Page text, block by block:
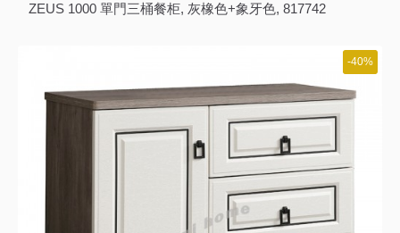
ZEUS 1000 單門三桶餐柜, 灰橡色+象牙色, 817742
-40%